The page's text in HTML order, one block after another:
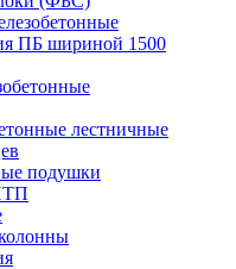
ПБ шириной 1500
лестничные
подушки